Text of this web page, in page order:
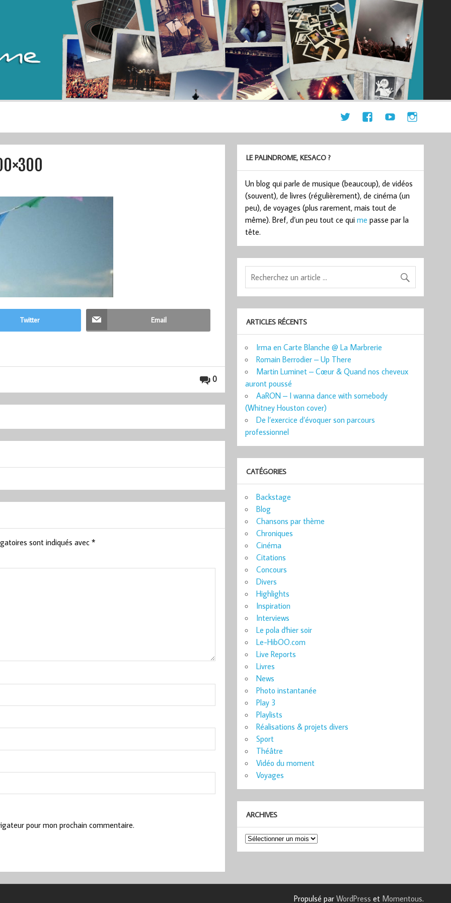
Twitter Email
0
sont indiqués avec *
pour mon prochain commentaire.
LE PALINDROME, KESACO ?
Un blog qui parle de musique (beaucoup), de vidéos
(souvent), de livres (régulièrement), de cinéma (un
peu), de voyages (plus rarement, mais tout de
même). Bref, d’un peu tout ce quime passe par la
tête.
ARTICLES RÉCENTS
Irma en Carte Blanche @ La Marbrerie
Romain Berrodier – Up There
Martin Luminet – Cœur & Quand nos cheveux
auront poussé
AaRON – I wanna dance with somebody
(Whitney Houston cover)
De l’exercice d’évoquer son parcours
professionnel
CATÉGORIES
Backstage
Blog
Chansons par thème
Chroniques
Cinéma
Citations
Concours
Divers
Highlights
Inspiration
Interviews
Le pola d'hier soir
Le-HibOO.com
Live Reports
Livres
News
Photo instantanée
Play 3
Playlists
Réalisations & projets divers
Sport
Théâtre
Vidéo du moment
Voyages
ARCHIVES
Archives
Propulsé parWordPress et Momentous.